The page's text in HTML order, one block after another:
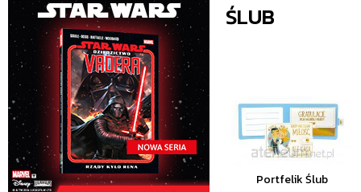
ŚLUB
Portfelik Ślub